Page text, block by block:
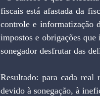
fiscais está afastada da
controle e informatização
impostos e obrigações
sonegador desfrutar das
Resultado: para cada real
devido à sonegação, à